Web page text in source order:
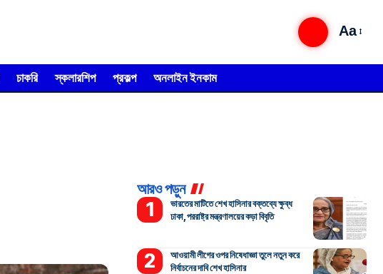
Aa
চাকরি স্কলারশিপ প্রকল্প অনলাইন ইনকাম
আরও পড়ুন
ভারতের মাটিতে শেখ হাসিনার বক্তব্যে ক্ষুব্ধ
ঢাকা, পররাষ্ট্র মন্ত্রণালয়ের কড়া বিবৃতি
আওয়ামী লীগের ওপর নিষেধাজ্ঞা তুলে নতুন করে
নির্বাচনের দাবি শেখ হাসিনার